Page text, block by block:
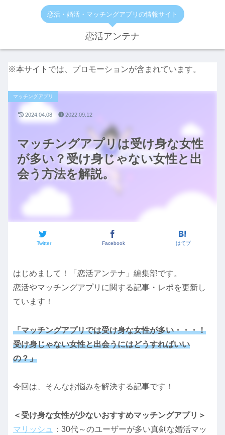
恋活・婚活・マッチングアプリの情報サイト
恋活アンテナ
※本サイトでは、プロモーションが含まれています。
マッチングアプリは受け身な女性
が多い？受け身じゃない女性と出
会う方法を解説。
マッチングアプリ
Twitter Facebook はてブ
2024.04.08 2022.09.12
はじめまして！「恋活アンテナ」編集部です。
恋活やマッチングアプリに関する記事・レポを更新し
ています！
「マッチングアプリでは受け身な女性が多い・・・！
受け身じゃない女性と出会うにはどうすればいい
の？」
今回は、そんなお悩みを解決する記事です！
＜受け身な女性が少ないおすすめマッチングアプリ＞
マリッシュ
：30代～のユーザーが多い真剣な婚活マッ